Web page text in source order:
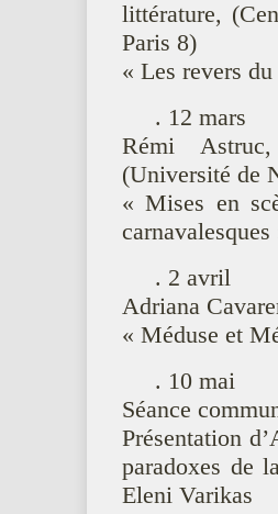
littérature,
Paris 8)
« Les revers
. 12 mars
Rémi
(Université de
« Mises en
carnavalesques
. 2 avril
Adriana
« Méduse et
. 10 mai
Séance
Présentation
paradoxes de
Eleni Varikas